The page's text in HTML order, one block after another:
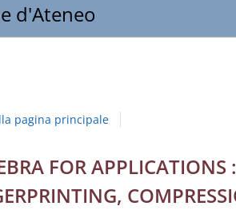
d'Ateneo
degli
Campania
"Luigi
Vanvitelli"
pagina principale
FOR APPLICATIONS